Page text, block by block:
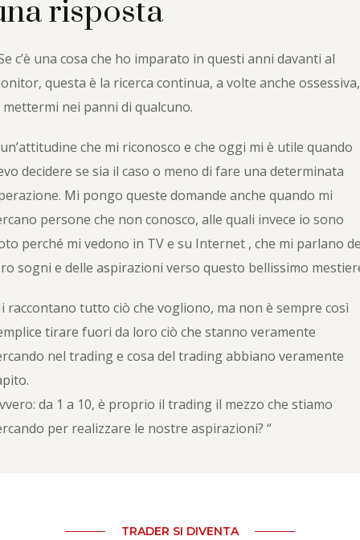
risposta
c’è una cosa che ho imparato in questi anni davanti al
questa è la ricerca continua, a volte anche ossessiva,
mettermi nei panni di qualcuno.
che mi riconosco e che oggi mi è utile quando
deci­dere se sia il caso o meno di fare una determinata
Mi pongo queste domande anche quando mi
persone che non conosco, alle quali invece io sono
perché mi vedono in TV e su Internet , che mi parlano
sogni e delle aspirazioni verso questo bellissimo
raccontano tutto ciò che vogliono, ma non è sempre così
ti­rare fuori da loro ciò che stanno veramente
nel trading e cosa del trading abbiano veramente
da 1 a 10, è proprio il trading il mezzo che stiamo
per realizzare le nostre aspirazioni? “
TRADER SI DIVENTA